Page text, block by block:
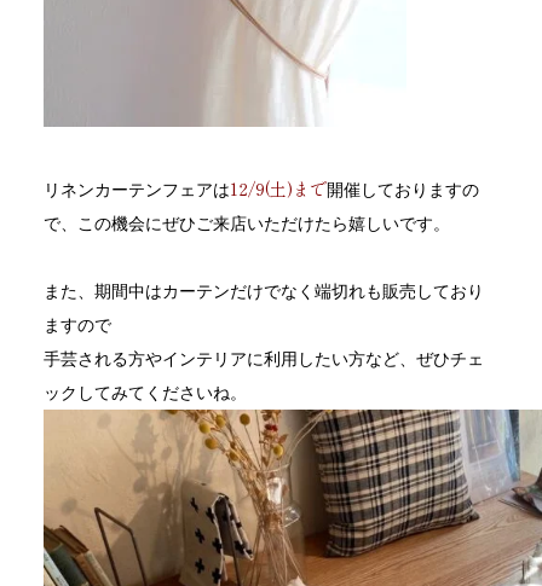
リネンカーテンフェアは12/9(土)まで開催しておりますの
で、この機会にぜひご来店いただけたら嬉しいです。
また、期間中はカーテンだけでなく端切れも販売しており
ますので
手芸される方やインテリアに利用したい方など、ぜひチェ
ックしてみてくださいね。